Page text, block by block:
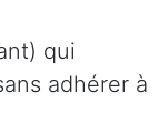
qui
adhérer à